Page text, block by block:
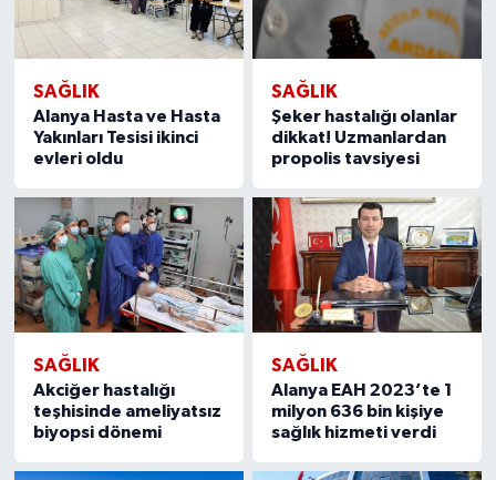
SAĞLIK
Alanya Hasta ve Hasta
Yakınları Tesisi ikinci
evleri oldu
SAĞLIK
Şeker hastalığı olanlar
dikkat! Uzmanlardan
propolis tavsiyesi
SAĞLIK
Akciğer hastalığı
teşhisinde ameliyatsız
biyopsi dönemi
SAĞLIK
Alanya EAH 2023’te 1
milyon 636 bin kişiye
sağlık hizmeti verdi